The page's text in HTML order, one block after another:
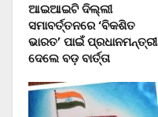
ଆଇଆଇଟି ଦିଲ୍ଲୀ
ସମାବର୍ତ୍ତନରେ ‘ବିକଶିତ
ଭାରତ’ ପାଇଁ ପ୍ରଧାନମନ୍ତ୍ରୀ
ଦେଲେ ବଡ଼ ବାର୍ତ୍ତା